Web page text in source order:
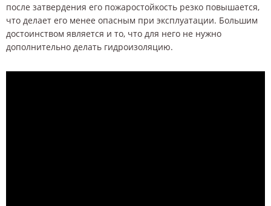
после затвердения его пожаростойкость резко повышается,
что делает его менее опасным при эксплуатации. Большим
достоинством является и то, что для него не нужно
дополнительно делать гидроизоляцию.